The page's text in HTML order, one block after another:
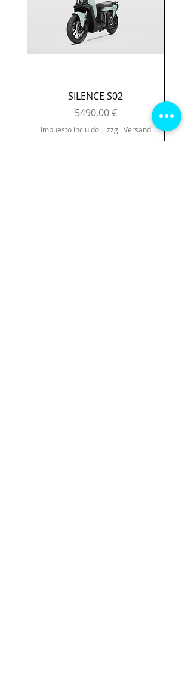
SILENCE S02
Precio
5490,00 €
Impuesto incluido| zzgl. Versand